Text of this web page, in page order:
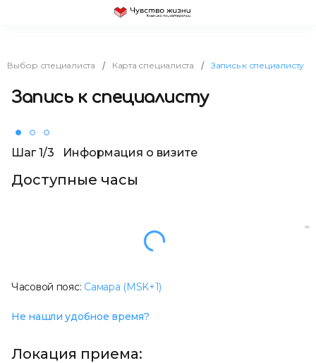
Выбор специалиста / Карта специалиста / Запись к специалисту
Запись к специалисту
Шаг 1/3 Информация о визите
Доступные часы
Часовой пояс: Самара (MSK+1)
Не нашли удобное время?
Локация приема: